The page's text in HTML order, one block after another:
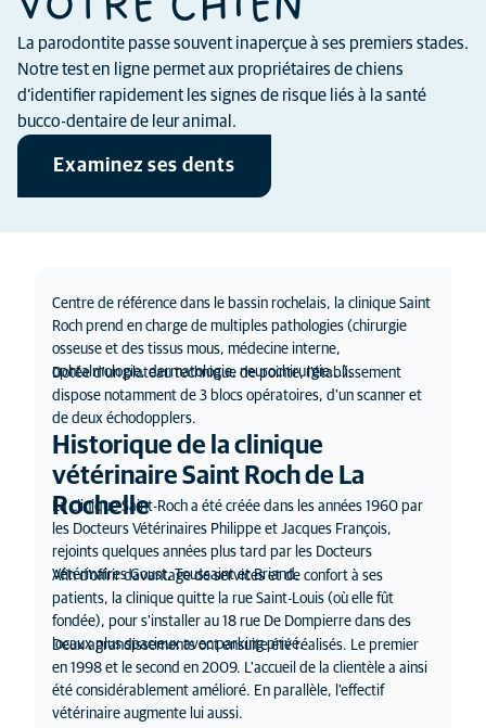
La parodontite passe souvent inaperçue à ses premiers stades.
Notre test en ligne permet aux propriétaires de chiens
d’identifier rapidement les signes de risque liés à la santé
bucco-dentaire de leur animal.
Examinez ses dents
Centre de référence dans le bassin rochelais, la clinique Saint
Roch prend en charge de multiples pathologies (chirurgie
osseuse et des tissus mous, médecine interne,
ophtalmologie, dermatologie, neurochirurgie...).
Dotée d'un plateau technique de pointe, l'établissement
dispose notamment de 3 blocs opératoires, d'un scanner et
de deux échodopplers.
Historique de la clinique
vétérinaire Saint Roch de La
Rochelle
La clinique Saint-Roch a été créée dans les années 1960 par
les Docteurs Vétérinaires Philippe et Jacques François,
rejoints quelques années plus tard par les Docteurs
Vétérinaires Goust, Toussaint et Briand.
Afin d'offrir davantage de services et de confort à ses
patients, la clinique quitte la rue Saint-Louis (où elle fût
fondée), pour s'installer au 18 rue De Dompierre dans des
locaux plus spacieux avec parking privé.
Deux agrandissements ont ensuite été réalisés. Le premier
en 1998 et le second en 2009. L'accueil de la clientèle a ainsi
été considérablement amélioré. En parallèle, l'effectif
vétérinaire augmente lui aussi.